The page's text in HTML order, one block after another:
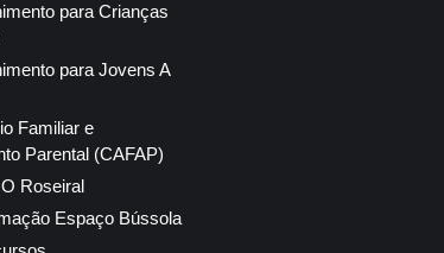
para Crianças
para Jovens A
Familiar e
Parental (CAFAP)
Roseiral
Espaço Bússola